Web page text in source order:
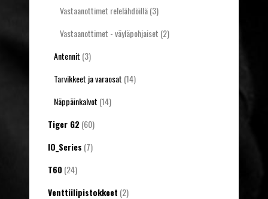
Vastaanottimet relelähdöillä(3)
Vastaanottimet - väyläpohjaiset (2)
Antennit (3)
Tarvikkeet ja varaosat (14)
Näppäinkalvot (14)
Tiger G2(60)
IO_Series (7)
T60 (24)
Venttiilipistokkeet (2)